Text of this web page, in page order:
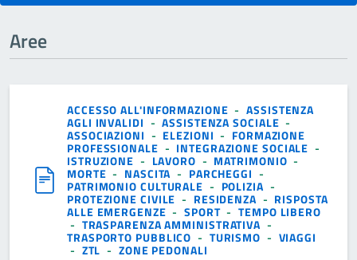
Aree
ACCESSO ALL'INFORMAZIONE -ASSISTENZA
AGLI INVALIDI -ASSISTENZA SOCIALE -
ASSOCIAZIONI - ELEZIONI - FORMAZIONE
PROFESSIONALE - INTEGRAZIONE SOCIALE -
ISTRUZIONE - LAVORO - MATRIMONIO -
MORTE - NASCITA - PARCHEGGI -
PATRIMONIO CULTURALE - POLIZIA -
PROTEZIONE CIVILE - RESIDENZA - RISPOSTA
ALLE EMERGENZE -SPORT -TEMPO LIBERO
- TRASPARENZA AMMINISTRATIVA -
TRASPORTO PUBBLICO - TURISMO - VIAGGI
- ZTL - ZONE PEDONALI